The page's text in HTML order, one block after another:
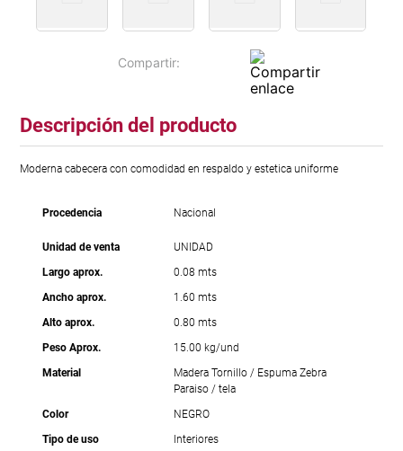
Descripción del producto
Moderna cabecera con comodidad en respaldo y estetica uniforme
Procedencia Nacional
Unidad de venta
UNIDAD
Largo aprox.
0.08 mts
Ancho aprox.
1.60 mts
Alto aprox.
0.80 mts
Peso Aprox.
15.00 kg/und
Material
Madera Tornillo / Espuma Zebra
Paraiso / tela
Color
NEGRO
Tipo de uso
Interiores